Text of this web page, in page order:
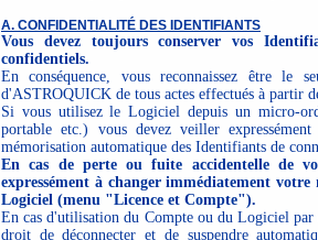
A. CONFIDENTIALITÉ DES IDENTIFIANTS
Vous devez toujours conserver vos
confidentiels.
En conséquence, vous reconnaissez être le
d'ASTROQUICK de tous actes effectués à partir
Si vous utilisez le Logiciel depuis un micro-
portable etc.) vous devez veiller
mémorisation automatique des Identifiants de
En cas de perte ou fuite accidentelle de
expressément à changer immédiatement votre
Logiciel (menu "Licence et Compte").
En cas d'utilisation du Compte ou du Logiciel
droit de déconnecter et de suspendre